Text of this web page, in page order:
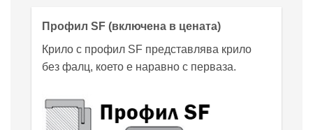
Профил SF (включена в цената)
Крило с профил SF представлява крило
без фалц, което е наравно с перваза.